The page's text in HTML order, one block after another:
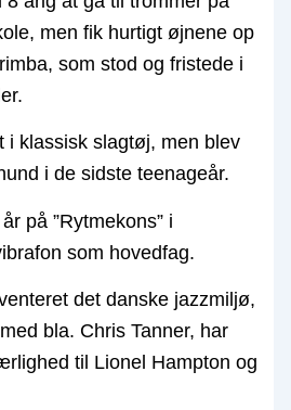
men fik hurtigt øjnene op
som stod og fristede i
i klassisk slagtøj, men blev
i de sidste teenageår.
på ”Rytmekons” i
som hovedfag.
det danske jazzmiljø,
bla. Chris Tanner, har
til Lionel Hampton og